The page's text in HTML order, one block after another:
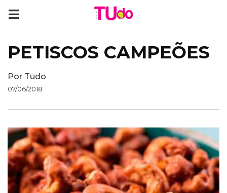
PETISCOS CAMPEÕES
Por Tudo
07/06/2018